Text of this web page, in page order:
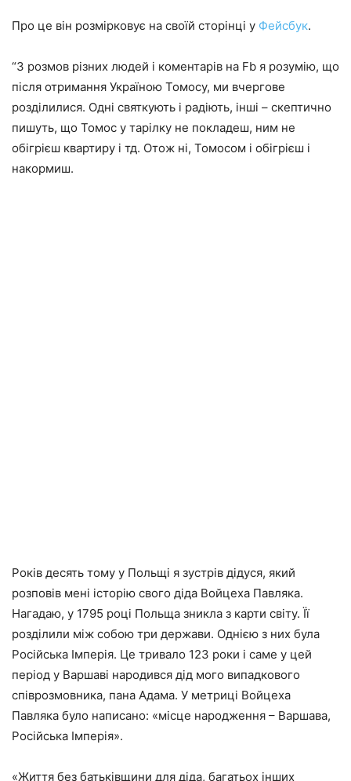
Про це він розмірковує на своїй сторінці у Фейсбук.
“З розмов різних людей і коментарів на Fb я розумію, що
після отримання Україною Томосу, ми вчергове
розділилися. Одні святкують і радіють, інші – скептично
пишуть, що Томос у тарілку не покладеш, ним не
обігрієш квартиру і тд. Отож ні, Томосом і обігрієш і
накормиш.
Років десять тому у Польщі я зустрів дідуся, який
розповів мені історію свого діда Войцеха Павляка.
Нагадаю, у 1795 році Польща зникла з карти світу. Її
розділили між собою три держави. Однією з них була
Російська Імперія. Це тривало 123 роки і саме у цей
період у Варшаві народився дід мого випадкового
співрозмовника, пана Адама. У метриці Войцеха
Павляка було написано: «місце народження – Варшава,
Російська Імперія».
«Життя без батьківщини для діда, багатьох інших